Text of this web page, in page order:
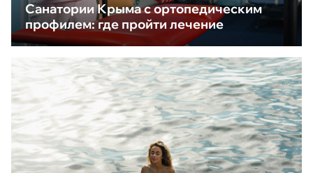
Санатории Крыма с ортопедическим
профилем: где пройти лечение